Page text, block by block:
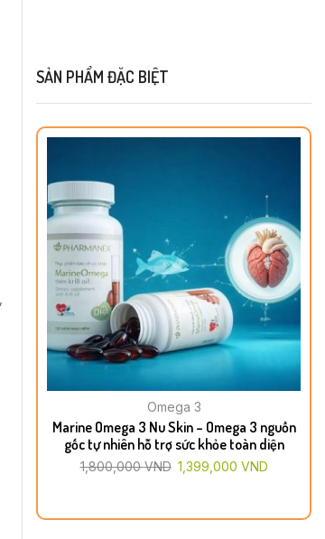
SẢN PHẨM ĐẶC BIỆT
Omega 3
Marine Omega 3 Nu Skin – Omega 3 nguồn
gốc tự nhiên hỗ trợ sức khỏe toàn diện
1,800,000VND 1,399,000 VND